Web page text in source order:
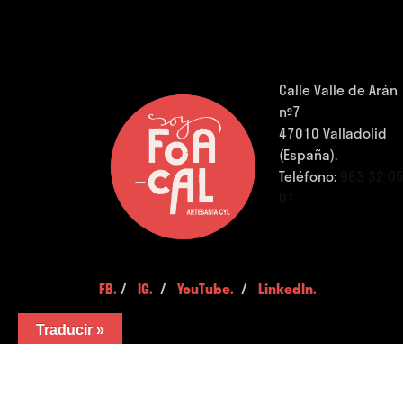
Calle Valle de Arán
nº7
47010 Valladolid
(España).
Teléfono:
FB. /IG. /YouTube. /LinkedIn.
Traducir »